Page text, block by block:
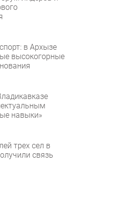
в Архызе
высокогорные
навыки»
трех сел в
связь